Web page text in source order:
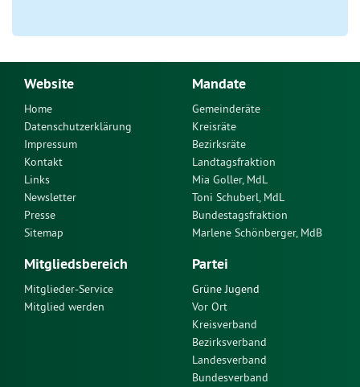
Website
Home
Datenschutzerklärung
Impressum
Kontakt
Links
Newsletter
Presse
Sitemap
Mandate
Gemeinderäte
Kreisräte
Bezirksräte
Landtagsfraktion
Mia Goller, MdL
Toni Schuberl, MdL
Bundestagsfraktion
Marlene Schönberger, MdB
Mitgliedsbereich
Mitglieder-Service
Mitglied werden
Partei
Grüne Jugend
Vor Ort
Kreisverband
Bezirksverband
Landesverband
Bundesverband